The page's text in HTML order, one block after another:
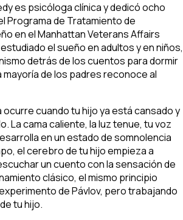
es psicóloga clínica y dedicó ocho
Programa de Tratamiento de
en el Manhattan Veterans Affairs
el sueño en adultos y en niños,
detrás de los cuentos para dormir
mayoría de los padres reconoce al
cuando tu hijo ya está cansado y
La cama caliente, la luz tenue, tu voz
en un estado de somnolencia
el cerebro de tu hijo empieza a
un cuento con la sensación de
clásico, el mismo principio
de Pávlov, pero trabajando
tu hijo.